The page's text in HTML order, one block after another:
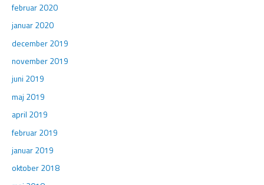
februar 2020
januar 2020
december 2019
november 2019
juni 2019
maj 2019
april 2019
februar 2019
januar 2019
oktober 2018